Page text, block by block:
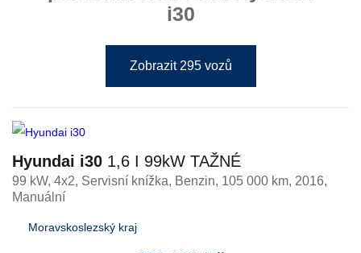
i30
Zobrazit 295 vozů
Hyundai i30 1,6 I 99kW TAŽNÉ
99 kW, 4x2, Servisní knížka, Benzin, 105 000 km, 2016,
Manuální
Moravskoslezský kraj